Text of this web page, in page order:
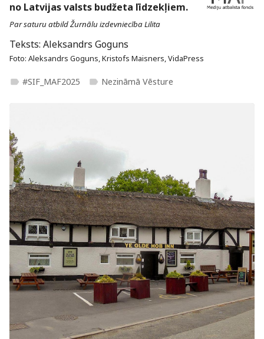
no Latvijas valsts budžeta līdzekļiem.
Par saturu atbild Žurnālu izdevniecība Lilita
Teksts: Aleksandrs Goguns
Foto: Aleksandrs Goguns, Kristofs Maisners, VidaPress
label #SIF_MAF2025 label Nezināmā Vēsture